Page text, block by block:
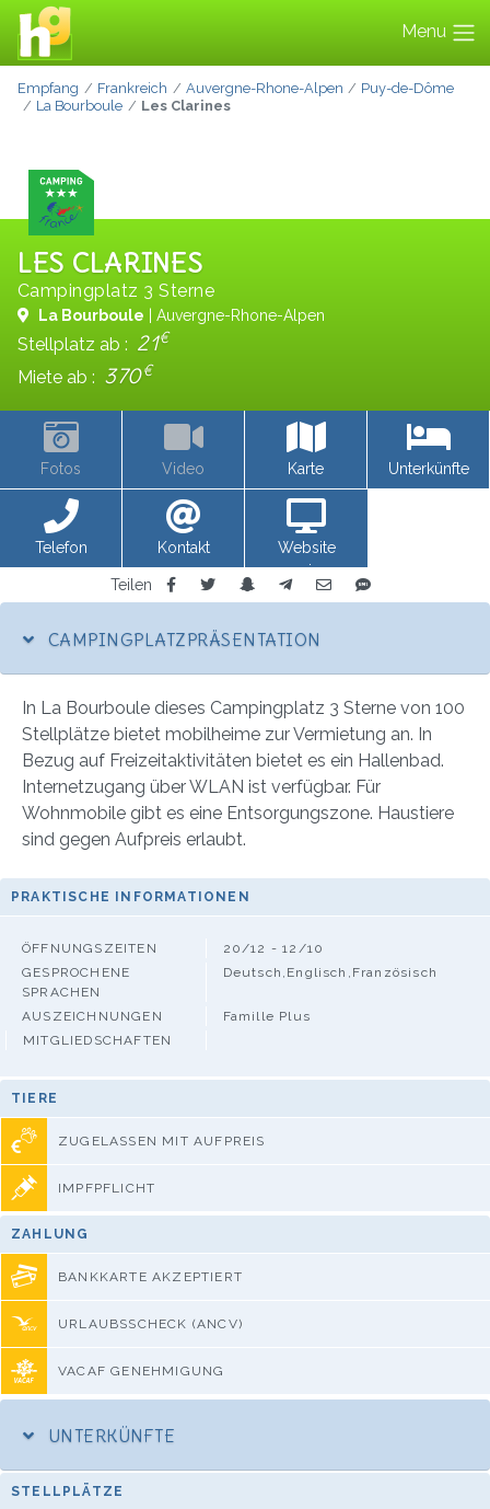
Menu
Empfang Frankreich Auvergne-Rhone-Alpen
Puy-de-Dôme
La Bourboule
Les Clarines
LES CLARINES
Campingplatz 3 Sterne
La Bourboule | Auvergne-Rhone-Alpen
Stellplatz ab : 21€
Miete ab : 370€
Fotos Video Karte Unterkünfte
Telefon Kontakt
Website
anzeigen
Teilen
CAMPINGPLATZPRÄSENTATION
In La Bourboule dieses Campingplatz 3 Sterne von 100
Stellplätze bietet mobilheime zur Vermietung an. In
Bezug auf Freizeitaktivitäten bietet es ein Hallenbad.
Internetzugang über WLAN ist verfügbar. Für
Wohnmobile gibt es eine Entsorgungszone. Haustiere
sind gegen Aufpreis erlaubt.
PRAKTISCHE INFORMATIONEN
ÖFFNUNGSZEITEN
20/12 - 12/10
GESPROCHENE
SPRACHEN
Deutsch,Englisch,Französisch
AUSZEICHNUNGEN
Famille Plus
MITGLIEDSCHAFTEN
TIERE
ZUGELASSEN MIT AUFPREIS
IMPFPFLICHT
ZAHLUNG
BANKKARTE AKZEPTIERT
URLAUBSSCHECK (ANCV)
VACAF GENEHMIGUNG
UNTERKÜNFTE
STELLPLÄTZE